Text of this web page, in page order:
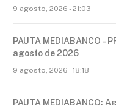
9 agosto, 2026 - 21:03
PAUTA MEDIABANCO –
agosto de 2026
9 agosto, 2026 - 18:18
PAUTA MEDIABANCO: